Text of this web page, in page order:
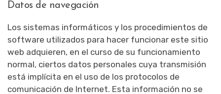
Datos de navegación
Los sistemas informáticos y los procedimientos de
software utilizados para hacer funcionar este sitio
web adquieren, en el curso de su funcionamiento
normal, ciertos datos personales cuya transmisión
está implícita en el uso de los protocolos de
comunicación de Internet. Esta información no se